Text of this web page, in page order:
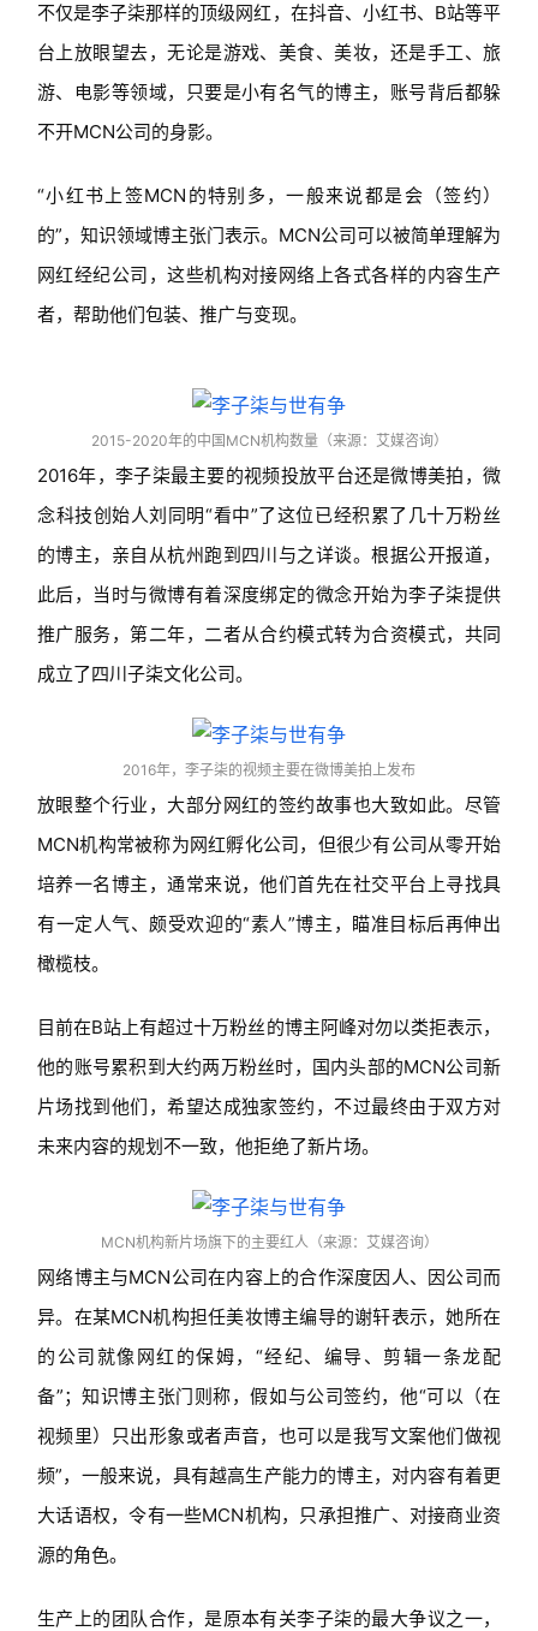
不仅是李子柒那样的顶级网红，在抖音、小红书、B站等平
台上放眼望去，无论是游戏、美食、美妆，还是手工、旅
游、电影等领域，只要是小有名气的博主，账号背后都躲
不开MCN公司的身影。
“小红书上签MCN的特别多，一般来说都是会（签约）
的”，知识领域博主张门表示。MCN公司可以被简单理解为
网红经纪公司，这些机构对接网络上各式各样的内容生产
者，帮助他们包装、推广与变现。
2015-2020年的中国MCN机构数量（来源：艾媒咨询）
2016年，李子柒最主要的视频投放平台还是微博美拍，微
念科技创始人刘同明“看中”了这位已经积累了几十万粉丝
的博主，亲自从杭州跑到四川与之详谈。根据公开报道，
此后，当时与微博有着深度绑定的微念开始为李子柒提供
推广服务，第二年，二者从合约模式转为合资模式，共同
成立了四川子柒文化公司。
2016年，李子柒的视频主要在微博美拍上发布
放眼整个行业，大部分网红的签约故事也大致如此。尽管
MCN机构常被称为网红孵化公司，但很少有公司从零开始
培养一名博主，通常来说，他们首先在社交平台上寻找具
有一定人气、颇受欢迎的“素人”博主，瞄准目标后再伸出
橄榄枝。
目前在B站上有超过十万粉丝的博主阿峰对勿以类拒表示，
他的账号累积到大约两万粉丝时，国内头部的MCN公司新
片场找到他们，希望达成独家签约，不过最终由于双方对
未来内容的规划不一致，他拒绝了新片场。
MCN机构新片场旗下的主要红人（来源：艾媒咨询）
网络博主与MCN公司在内容上的合作深度因人、因公司而
异。在某MCN机构担任美妆博主编导的谢轩表示，她所在
的公司就像网红的保姆，“经纪、编导、剪辑一条龙配
备”；知识博主张门则称，假如与公司签约，他“可以（在
视频里）只出形象或者声音，也可以是我写文案他们做视
频”，一般来说，具有越高生产能力的博主，对内容有着更
大话语权，令有一些MCN机构，只承担推广、对接商业资
源的角色。
生产上的团队合作，是原本有关李子柒的最大争议之一，